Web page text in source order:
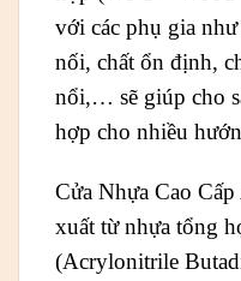
với các phụ gia như
nối, chất ổn định,
nổi,… sẽ giúp cho
hợp cho nhiều
Cửa Nhựa Cao
xuất từ nhựa tổng
(Acrylonitrile